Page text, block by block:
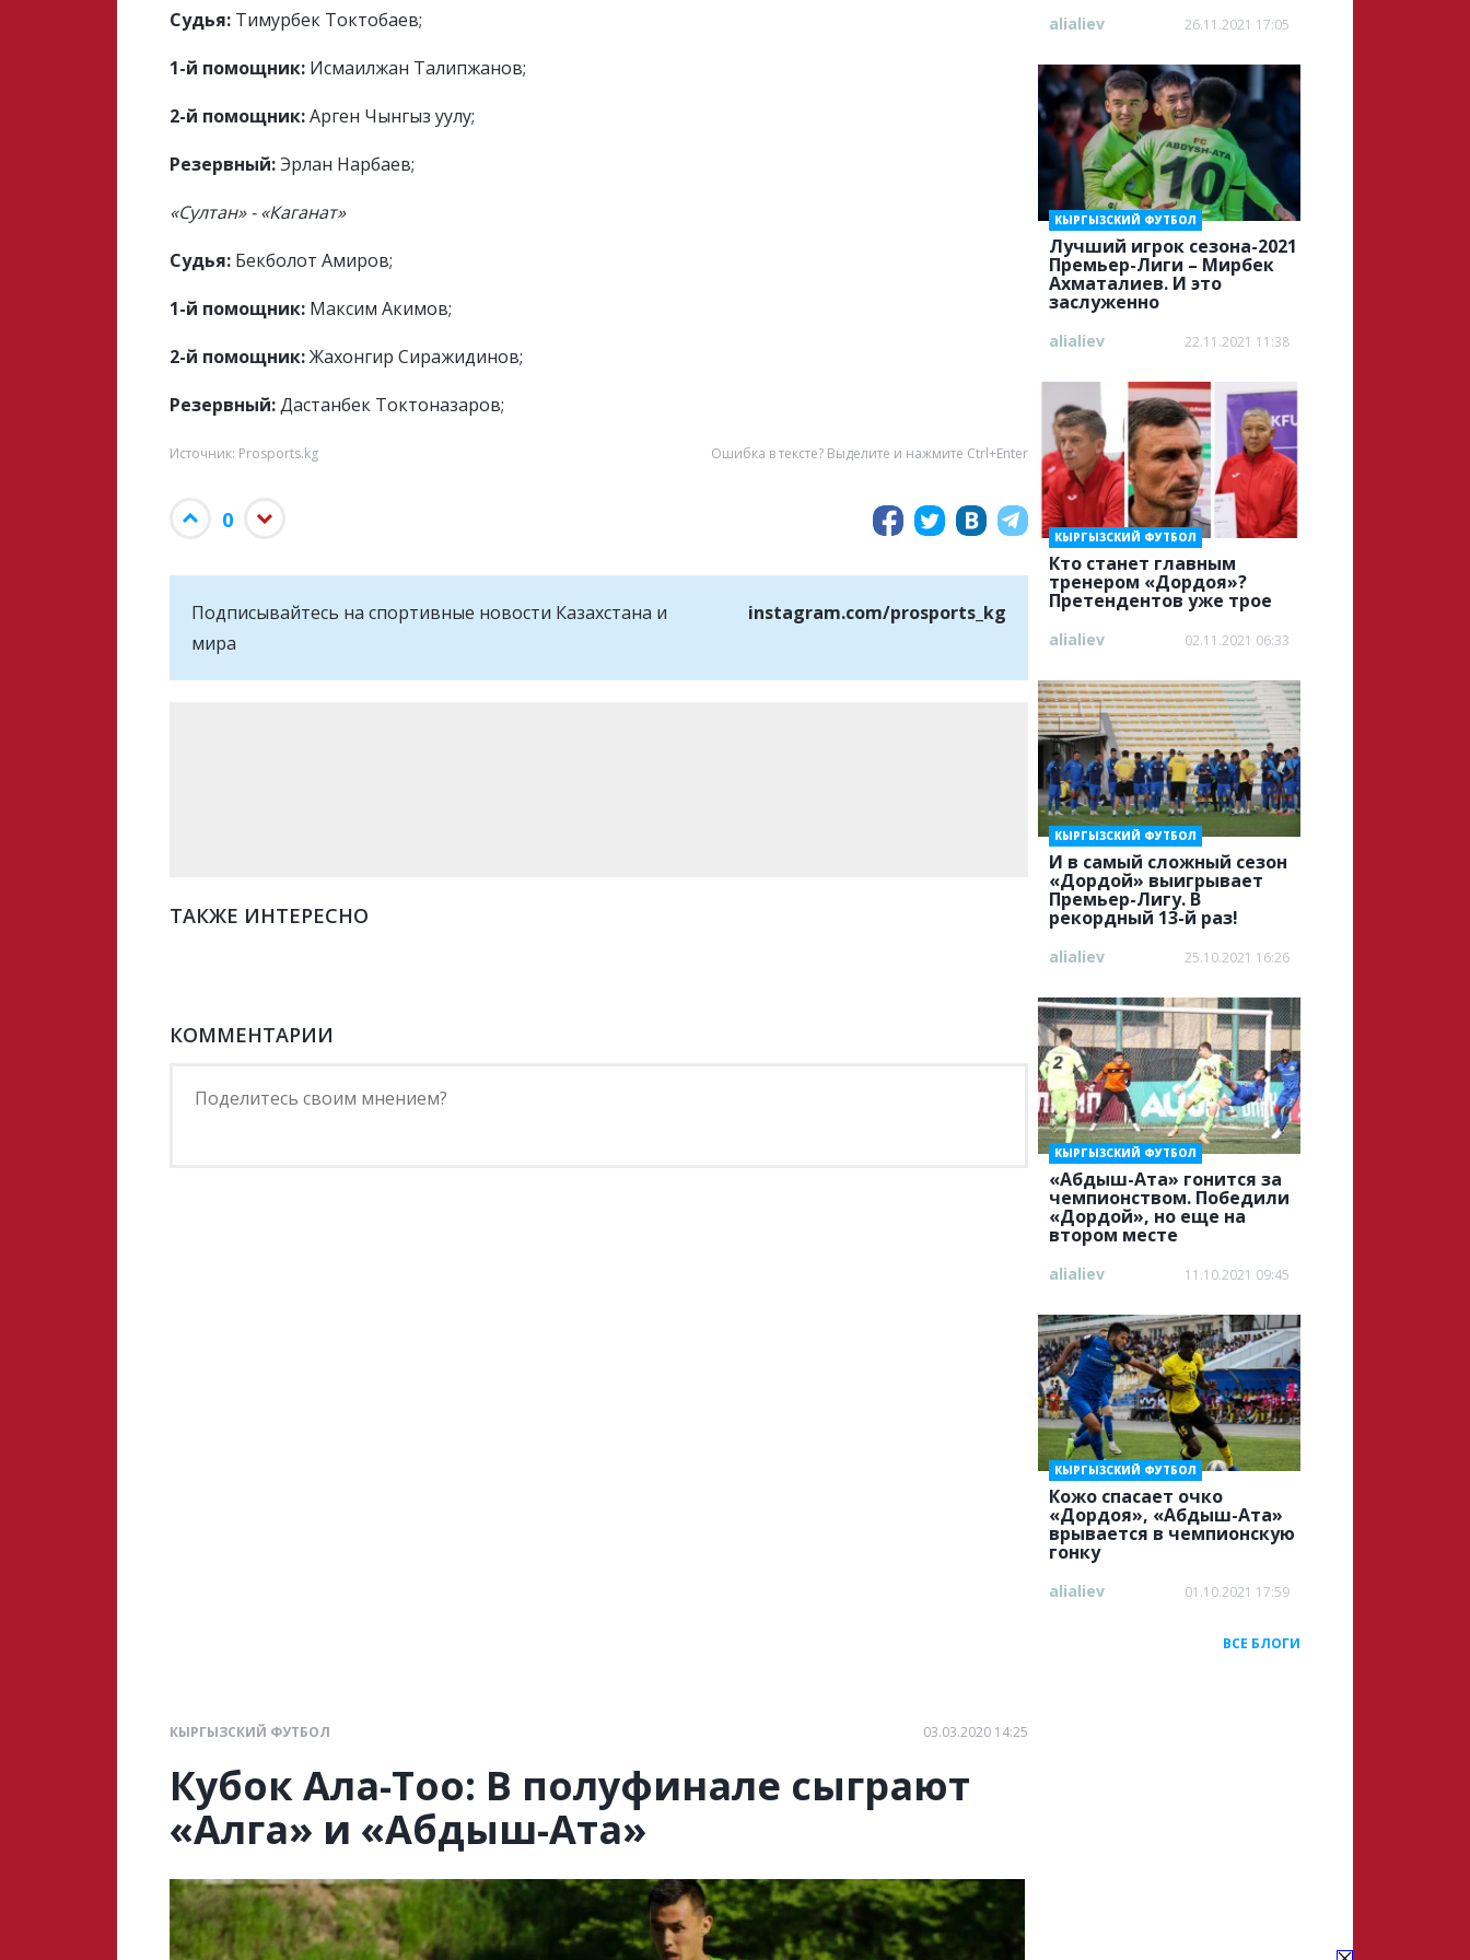
Судья: Тимурбек Токтобаев;
1-й помощник: Исмаилжан Талипжанов;
2-й помощник:Арген Чынгыз уулу;
Резервный:Эрлан Нарбаев;
«Султан» - «Каганат»
Судья: Бекболот Амиров;
1-й помощник: Максим Акимов;
2-й помощник:Жахонгир Сиражидинов;
Резервный:Дастанбек Токтоназаров;
Источник: Prosports.kg Ошибка в тексте? Выделите и нажмите Ctrl+Enter
0
Подписывайтесь на cпортивные новости Казахстана и
мира
instagram.com/prosports_kg
ТАКЖЕ ИНТЕРЕСНО
КОММЕНТАРИИ
alialiev 26.11.2021 17:05
Лучший игрок сезона-2021
Премьер-Лиги – Мирбек
Ахматалиев. И это
заслуженно
КЫРГЫЗСКИЙ ФУТБОЛ
alialiev 22.11.2021 11:38
Кто станет главным
тренером «Дордоя»?
Претендентов уже трое
КЫРГЫЗСКИЙ ФУТБОЛ
alialiev 02.11.2021 06:33
И в самый сложный сезон
«Дордой» выигрывает
Премьер-Лигу. В
рекордный 13-й раз!
КЫРГЫЗСКИЙ ФУТБОЛ
alialiev 25.10.2021 16:26
«Абдыш-Ата» гонится за
чемпионством. Победили
«Дордой», но еще на
втором месте
КЫРГЫЗСКИЙ ФУТБОЛ
alialiev 11.10.2021 09:45
Кожо спасает очко
«Дордоя», «Абдыш-Ата»
врывается в чемпионскую
гонку
КЫРГЫЗСКИЙ ФУТБОЛ
alialiev 01.10.2021 17:59
ВСЕ БЛОГИ
КЫРГЫЗСКИЙ ФУТБОЛ 03.03.2020 14:25
Кубок Ала-Тоо: В полуфинале сыграют
«Алга» и «Абдыш-Ата»